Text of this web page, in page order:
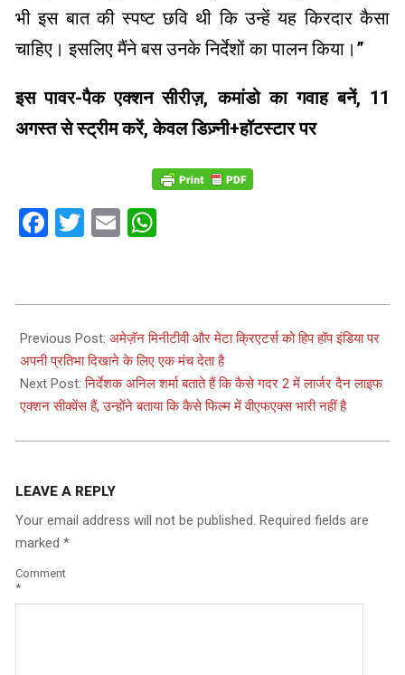
भी इस बात की स्पष्ट छवि थी कि उन्हें यह किरदार कैसा
चाहिए। इसलिए मैंने बस उनके निर्देशों का पालन किया।”
इस पावर-पैक एक्शन सीरीज़, कमांडो का गवाह बनें, 11
अगस्त से स्ट्रीम करें, केवल डिज़्नी+हॉटस्टार पर
Facebook
Twitter
Email
08-
05
Previous Post: अमेज़ॅन मिनीटीवी और मेटा क्रिएटर्स को हिप हॉप इंडिया पर
अपनी प्रतिभा दिखाने के लिए एक मंच देता है
Next Post:निर्देशक अनिल शर्मा बताते हैं कि कैसे गदर 2 में लार्जर दैन लाइफ
एक्शन सीक्वेंस हैं, उन्होंने बताया कि कैसे फिल्म में वीएफएक्स भारी नहीं है
LEAVE A REPLY
Your email address will not be published. Required fields are
marked *
Comment
*